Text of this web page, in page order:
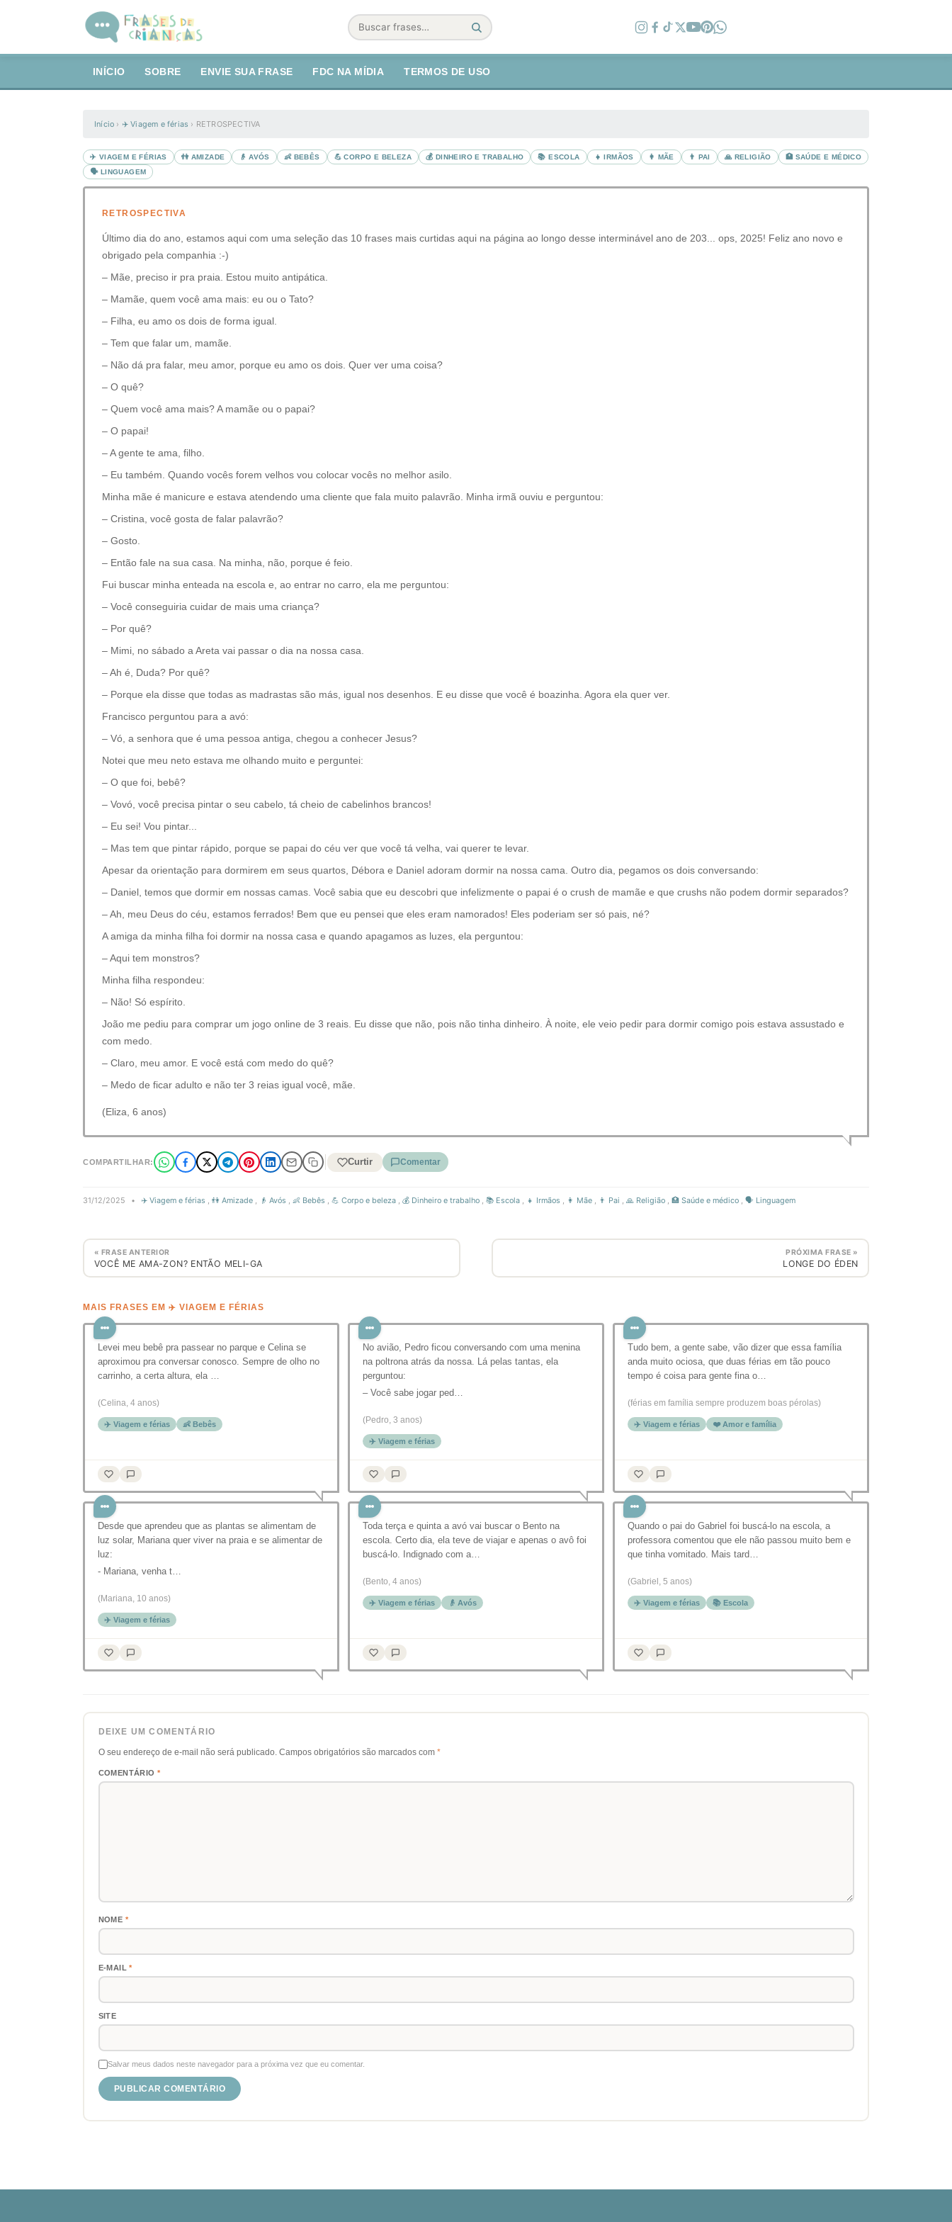
Buscar
INÍCIO SOBRE ENVIE SUA FRASE FDC NA MÍDIA TERMOS DE USO
Início › ✈️ Viagem e férias › RETROSPECTIVA
✈️ VIAGEM E FÉRIAS 👫 AMIZADE 👴 AVÓS 👶 BEBÊS 💪 CORPO E BELEZA 💰 DINHEIRO E TRABALHO 📚 ESCOLA 👧 IRMÃOS 👩 MÃE 👨 PAI 🙏 RELIGIÃO
🏥 SAÚDE E MÉDICO
🗣️ LINGUAGEM
RETROSPECTIVA
Último dia do ano, estamos aqui com uma seleção das 10 frases mais curtidas aqui na página ao longo desse interminável ano de 203... ops, 2025! Feliz ano novo e
obrigado pela companhia :-)
– Mãe, preciso ir pra praia. Estou muito antipática.
– Mamãe, quem você ama mais: eu ou o Tato?
– Filha, eu amo os dois de forma igual.
– Tem que falar um, mamãe.
– Não dá pra falar, meu amor, porque eu amo os dois. Quer ver uma coisa?
– O quê?
– Quem você ama mais? A mamãe ou o papai?
– O papai!
– A gente te ama, filho.
– Eu também. Quando vocês forem velhos vou colocar vocês no melhor asilo.
Minha mãe é manicure e estava atendendo uma cliente que fala muito palavrão. Minha irmã ouviu e perguntou:
– Cristina, você gosta de falar palavrão?
– Gosto.
– Então fale na sua casa. Na minha, não, porque é feio.
Fui buscar minha enteada na escola e, ao entrar no carro, ela me perguntou:
– Você conseguiria cuidar de mais uma criança?
– Por quê?
– Mimi, no sábado a Areta vai passar o dia na nossa casa.
– Ah é, Duda? Por quê?
– Porque ela disse que todas as madrastas são más, igual nos desenhos. E eu disse que você é boazinha. Agora ela quer ver.
Francisco perguntou para a avó:
– Vó, a senhora que é uma pessoa antiga, chegou a conhecer Jesus?
Notei que meu neto estava me olhando muito e perguntei:
– O que foi, bebê?
– Vovó, você precisa pintar o seu cabelo, tá cheio de cabelinhos brancos!
– Eu sei! Vou pintar...
– Mas tem que pintar rápido, porque se papai do céu ver que você tá velha, vai querer te levar.
Apesar da orientação para dormirem em seus quartos, Débora e Daniel adoram dormir na nossa cama. Outro dia, pegamos os dois conversando:
– Daniel, temos que dormir em nossas camas. Você sabia que eu descobri que infelizmente o papai é o crush de mamãe e que crushs não podem dormir separados?
– Ah, meu Deus do céu, estamos ferrados! Bem que eu pensei que eles eram namorados! Eles poderiam ser só pais, né?
A amiga da minha filha foi dormir na nossa casa e quando apagamos as luzes, ela perguntou:
– Aqui tem monstros?
Minha filha respondeu:
– Não! Só espírito.
João me pediu para comprar um jogo online de 3 reais. Eu disse que não, pois não tinha dinheiro. À noite, ele veio pedir para dormir comigo pois estava assustado e
com medo.
– Claro, meu amor. E você está com medo do quê?
– Medo de ficar adulto e não ter 3 reias igual você, mãe.
(Eliza, 6 anos)
COMPARTILHAR: Curtir Comentar
31/12/2025 • ✈️ Viagem e férias , 👫 Amizade , 👴 Avós , 👶 Bebês , 💪 Corpo e beleza , 💰 Dinheiro e trabalho , 📚 Escola , 👧 Irmãos , 👩 Mãe , 👨 Pai , 🙏 Religião , 🏥 Saúde e médico , 🗣️ Linguagem
« FRASE ANTERIOR
VOCÊ ME AMA-ZON? ENTÃO MELI-GA
PRÓXIMA FRASE »
LONGE DO ÉDEN
MAIS FRASES EM ✈️ VIAGEM E FÉRIAS
Levei meu bebê pra passear no parque e Celina se
aproximou pra conversar conosco. Sempre de olho no
carrinho, a certa altura, ela …
(Celina, 4 anos)
✈️ Viagem e férias 👶 Bebês
No avião, Pedro ficou conversando com uma menina
na poltrona atrás da nossa. Lá pelas tantas, ela
perguntou:
– Você sabe jogar ped…
(Pedro, 3 anos)
✈️ Viagem e férias
Tudo bem, a gente sabe, vão dizer que essa família
anda muito ociosa, que duas férias em tão pouco
tempo é coisa para gente fina o…
(férias em família sempre produzem boas pérolas)
✈️ Viagem e férias ❤️ Amor e família
Desde que aprendeu que as plantas se alimentam de
luz solar, Mariana quer viver na praia e se alimentar de
luz:
- Mariana, venha t…
(Mariana, 10 anos)
✈️ Viagem e férias
Toda terça e quinta a avó vai buscar o Bento na
escola. Certo dia, ela teve de viajar e apenas o avô foi
buscá-lo. Indignado com a…
(Bento, 4 anos)
✈️ Viagem e férias 👴 Avós
Quando o pai do Gabriel foi buscá-lo na escola, a
professora comentou que ele não passou muito bem e
que tinha vomitado. Mais tard…
(Gabriel, 5 anos)
✈️ Viagem e férias 📚 Escola
DEIXE UM COMENTÁRIO
O seu endereço de e-mail não será publicado. Campos obrigatórios são marcados com *
COMENTÁRIO *
NOME *
E-MAIL*
SITE
Salvar meus dados neste navegador para a próxima vez que eu comentar.